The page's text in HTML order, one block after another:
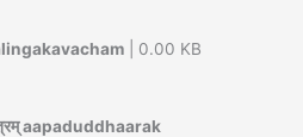
| 0.00 KB
aapaduddhaarak